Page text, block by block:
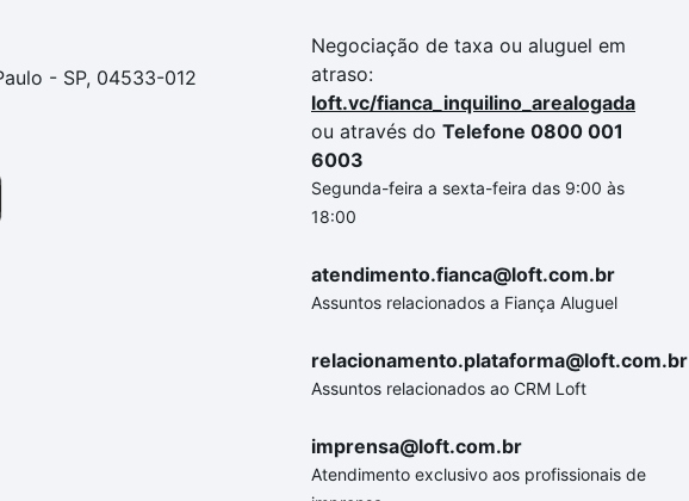
- SP, 04533-012
Negociação de taxa ou aluguel em
atraso:
loft.vc/fianca_inquilino_arealogada
ou através do Telefone 0800 001
6003
Segunda-feira a sexta-feira das 9:00 às
18:00
atendimento.fianca@loft.com.br
Assuntos relacionados a Fiança Aluguel
relacionamento.plataforma@loft.com.br
Assuntos relacionados ao CRM Loft
imprensa@loft.com.br
Atendimento exclusivo aos profissionais de